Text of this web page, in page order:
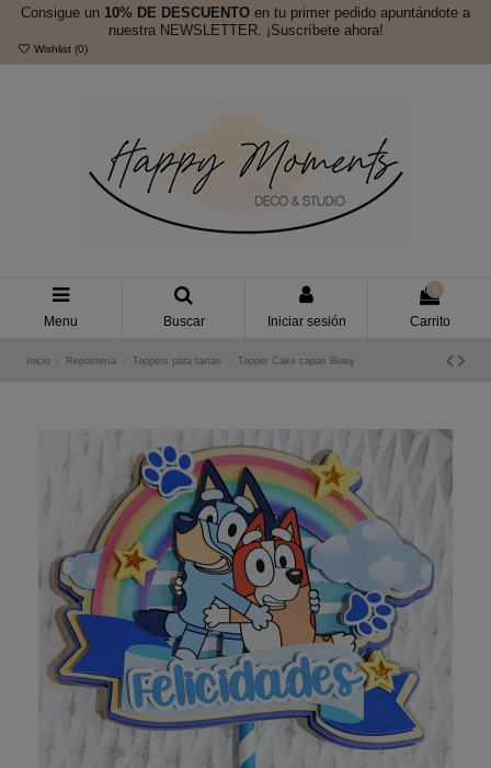
Consigue un 10% DE DESCUENTO en tu primer pedido apuntándote a
nuestra NEWSLETTER. ¡Suscríbete ahora!
Wishlist (0)
Menu Buscar Iniciar sesión Carrito
Inicio Repostería Toppers para tartas Topper Cake capas Bluey